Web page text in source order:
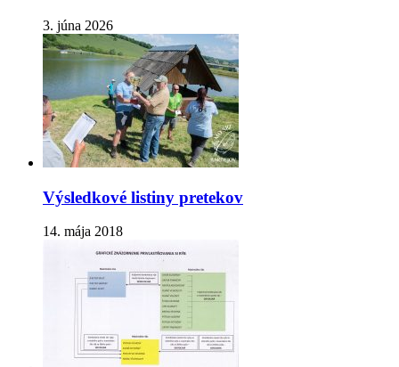
3. júna 2026
Výsledkové listiny pretekov
14. mája 2018